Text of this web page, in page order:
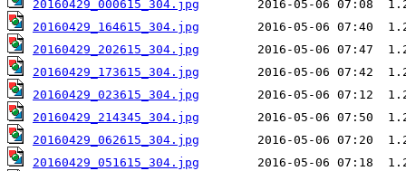
20160429_000615_304.jpg
20160429_164615_304.jpg
20160429_202615_304.jpg
20160429_173615_304.jpg
20160429_023615_304.jpg
20160429_214345_304.jpg
20160429_062615_304.jpg
20160429_051615_304.jpg